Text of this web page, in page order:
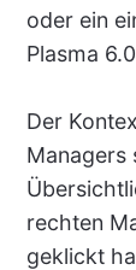
oder ein
Plasma
Der
Managers
rechten
geklickt